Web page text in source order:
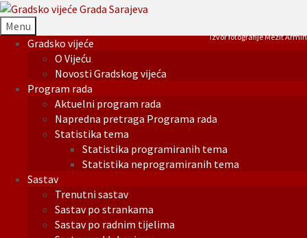
Menu
Gradsko vijeće
O Vijeću
Novosti Gradskog vijeća
Program rada
Aktuelni program rada
Napredna pretraga Programa rada
Statistika tema
Statistika programiranih tema
Statistika neprogramiranih tema
Sastav
Trenutni sastav
Sastav po strankama
Sastav po radnim tijelima
Izvor fotografije Mezit Armin